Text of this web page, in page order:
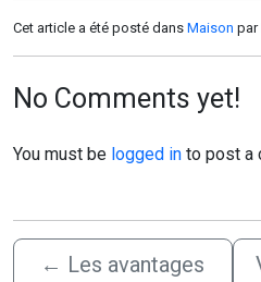
Cet article a été posté dans Maison par
No Comments yet!
You must be logged in to post a
← Les avantages